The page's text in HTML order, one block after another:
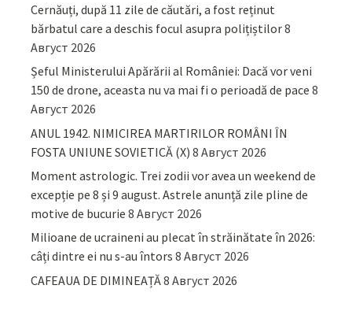
Cernăuți, după 11 zile de căutări, a fost reținut
bărbatul care a deschis focul asupra polițiștilor8
Август 2026
Șeful Ministerului Apărării al României: Dacă vor veni
150 de drone, aceasta nu va mai fi o perioadă de pace 8
Август 2026
ANUL 1942. NIMICIREA MARTIRILOR ROMÂNI ÎN
FOSTA UNIUNE SOVIETICĂ (X) 8 Август 2026
Moment astrologic. Trei zodii vor avea un weekend de
excepție pe 8 și 9 august. Astrele anunță zile pline de
motive de bucurie 8 Август 2026
Milioane de ucraineni au plecat în străinătate în 2026:
câți dintre ei nu s-au întors 8 Август 2026
CAFEAUA DE DIMINEAȚĂ8 Август 2026